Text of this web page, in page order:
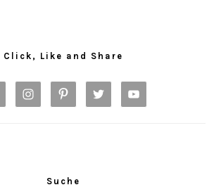
Click, Like and Share
Suche